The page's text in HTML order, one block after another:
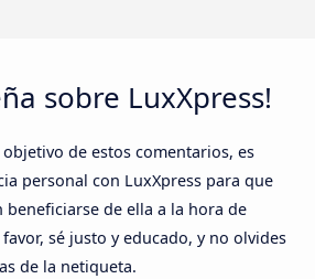
sobre LuxXpress!
objetivo de estos comentarios, es
personal con LuxXpress para que
de ella a la hora de
sé justo y educado, y no olvides
de la netiqueta.